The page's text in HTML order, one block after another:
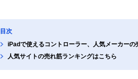
目次
iPadで使えるコントローラー、人気メーカーの
人気サイトの売れ筋ランキングはこちら